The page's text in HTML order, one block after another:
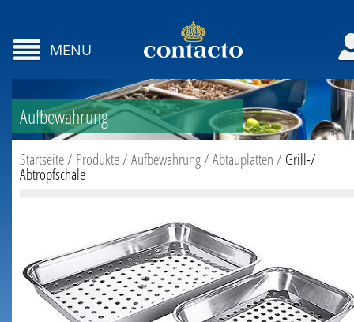
MENU
Aufbewahrung
Startseite/ Produkte/Aufbewahrung/Abtauplatten/ Grill-/
Abtropfschale